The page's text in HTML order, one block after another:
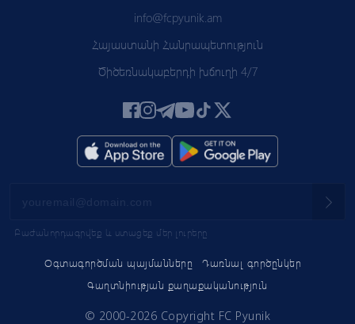
Օգտագործման պայմանները
Դառնալ գործընկեր
Գաղտնիության քաղաքականություն
info@fcpyunik.am
Հայաստանի Հանրապետություն
Ծիծեռնակաբերդի խճուղի 4/7
Բաժանորդագրվեք և ստացեք մեր լուրերը
© 2000-2026 Copyright FC Pyunik